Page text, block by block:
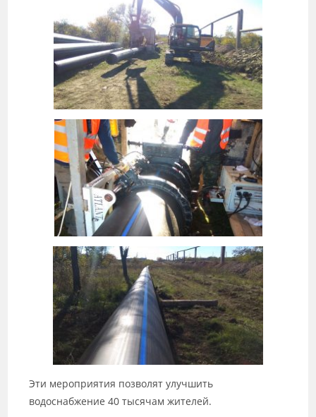
Эти мероприятия позволят улучшить
водоснабжение 40 тысячам жителей.